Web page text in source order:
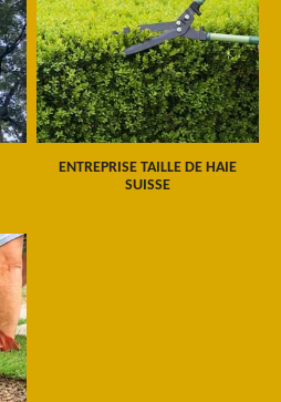
ENTREPRISE TAILLE DE HAIE
SUISSE